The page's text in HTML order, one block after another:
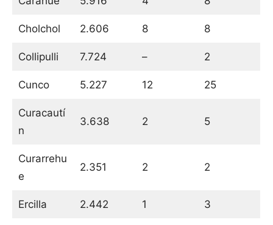
Cholchol 2.606 8 8
Collipulli 7.724 – 2
Cunco 5.227 12 25
Curacautí
n
3.638 2 5
Curarrehu
e
2.351 2 2
Ercilla 2.442 1 3